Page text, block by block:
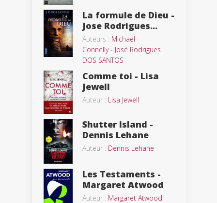
La formule de Dieu -
Jose Rodrigues...
Auteurs : Michael
Connelly- José Rodrigues
DOS SANTOS
Comme toi - Lisa
Jewell
Auteur : Lisa Jewell
Shutter Island -
Dennis Lehane
Auteur : Dennis Lehane
Les Testaments -
Margaret Atwood
Auteur : Margaret Atwood